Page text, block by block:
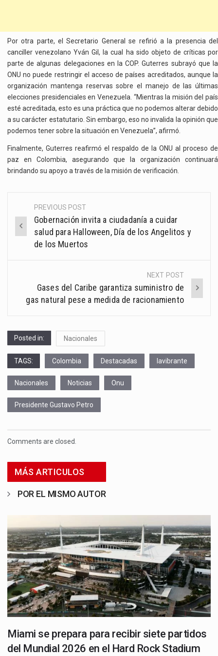
Por otra parte, el Secretario General se refirió a la presencia del
canciller venezolano Yván Gil, la cual ha sido objeto de críticas por
parte de algunas delegaciones en la COP. Guterres subrayó que la
ONU no puede restringir el acceso de países acreditados, aunque la
organización mantenga reservas sobre el manejo de las últimas
elecciones presidenciales en Venezuela. “Mientras la misión del país
esté acreditada, esto es una práctica que no podemos alterar debido
a su carácter estatutario. Sin embargo, eso no invalida la opinión que
podemos tener sobre la situación en Venezuela”, afirmó.
Finalmente, Guterres reafirmó el respaldo de la ONU al proceso de
paz en Colombia, asegurando que la organización continuará
brindando su apoyo a través de la misión de verificación.
Post
navigation
PREVIOUS POST
Gobernación invita a ciudadanía a cuidar
salud para Halloween, Día de los Angelitos y
de los Muertos
NEXT POST
Gases del Caribe garantiza suministro de
gas natural pese a medida de racionamiento
Posted in: Nacionales
TAGS: Colombia Destacadas lavibrante
Nacionales Noticias Onu
Presidente Gustavo Petro
Comments are closed.
MÁS ARTICULOS
POR EL MISMO AUTOR
Miami se prepara para recibir siete partidos
del Mundial 2026 en el Hard Rock Stadium